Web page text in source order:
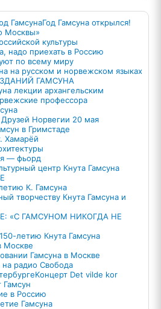
ГамсунаГод Гамсуна открылся!
Москвы»
культуры
надо приехать в Россию
по всему миру
на русском и норвежском языках
ГАМСУНА
лекции архангельским
профессора
Норвегии 20 мая
в Гримстаде
Хамарёй
— фьорд
центр Кнута Гамсуна
К. Гамсуна
творчеству Кнута Гамсуна и
«С ГАМСУНОМ НИКОГДА НЕ
летию Кнута Гамсуна
Москве
Гамсуна в Москве
радио Свобода
Kонцерт Det vilde kor
Гамсун
в Россию
Гамсуна